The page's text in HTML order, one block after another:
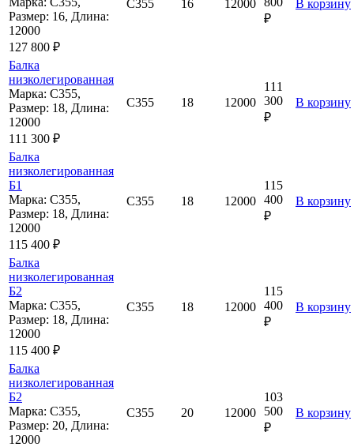
Размер: 16, Длина:
12000
127 800 ₽
С355 16 12000
₽
В корзину
Балка
низколегированная
Марка: С355,
Размер: 18, Длина:
12000
111 300 ₽
С355 18 12000
111
300
₽
В корзину
Балка
низколегированная
Б1
Марка: С355,
Размер: 18, Длина:
12000
115 400 ₽
С355 18 12000
115
400
₽
В корзину
Балка
низколегированная
Б2
Марка: С355,
Размер: 18, Длина:
12000
115 400 ₽
С355 18 12000
115
400
₽
В корзину
Балка
низколегированная
Б2
Марка: С355,
Размер: 20, Длина:
12000
С355 20 12000
103
500
₽
В корзину